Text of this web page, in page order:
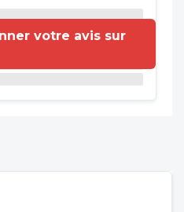
votre avis sur